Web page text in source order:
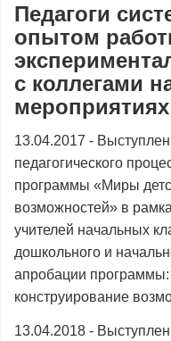
Педагоги
опытом
с коллегами
13.04.2017 -
педагогического
программы «Миры
возможностей» в
учителей начальных
дошкольного и
апробации
конструирование
13.04.2018 -